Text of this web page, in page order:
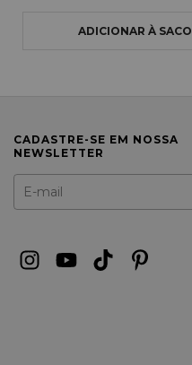
CADASTRE-SE EM NOSSA
NEWSLETTER